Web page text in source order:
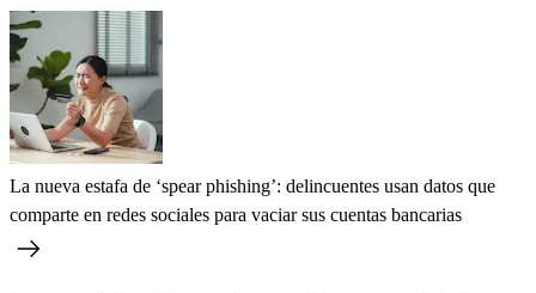
La nueva estafa de ‘spear phishing’: delincuentes usan datos que
comparte en redes sociales para vaciar sus cuentas bancarias